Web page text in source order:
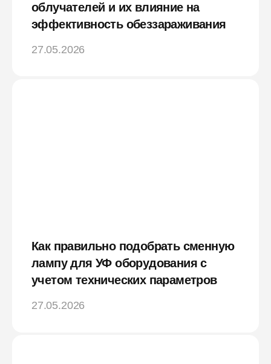
облучателей и их влияние на
эффективность обеззараживания
27.05.2026
Как правильно подобрать сменную
лампу для УФ оборудования с
учетом технических параметров
27.05.2026